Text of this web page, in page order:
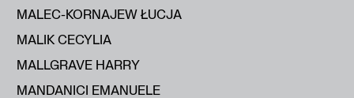
MALEC-KORNAJEW ŁUCJA
MALIK CECYLIA
MALLGRAVE HARRY
MANDANICI EMANUELE